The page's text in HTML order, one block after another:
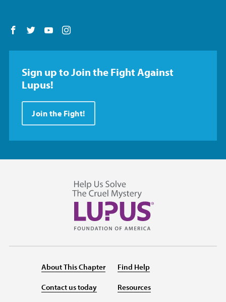
Follow us on Facebook
Follow us on Twitter
Follow us on YouTube
Sign up to Join the Fight Against
Lupus!
Join the Fight!
About This Chapter
Contact us today
Find Help
Resources